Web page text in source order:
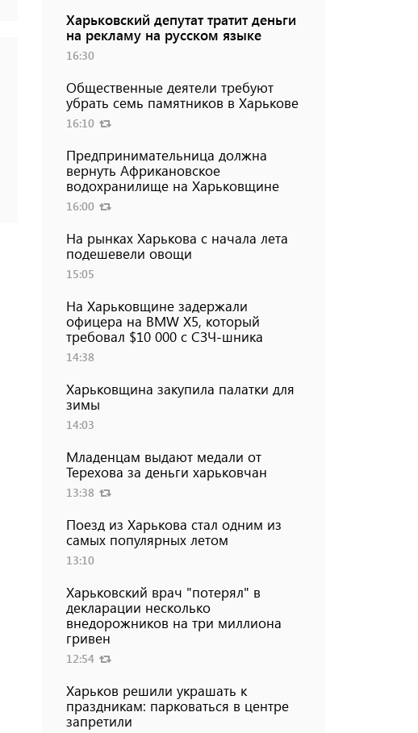
Харьковский депутат тратит деньги
на рекламу на русском языке
16:30
Общественные деятели требуют
убрать семь памятников в Харькове
16:10
Предпринимательница должна
вернуть Африкановское
водохранилище на Харьковщине
16:00
На рынках Харькова с начала лета
подешевели овощи
15:05
На Харьковщине задержали
офицера на BMW Х5, который
требовал $10 000 с СЗЧ-шника
14:38
Харьковщина закупила палатки для
зимы
14:03
Младенцам выдают медали от
Терехова за деньги харьковчан
13:38
Поезд из Харькова стал одним из
самых популярных летом
13:10
Харьковский врач "потерял" в
декларации несколько
внедорожников на три миллиона
гривен
12:54
Харьков решили украшать к
праздникам: парковаться в центре
запретили